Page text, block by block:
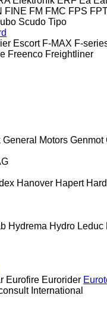
FINE FM FMC FPS
Scudo Tipo
Escort F-MAX F-
Freenco Freightliner
General Motors Genmot
Hanover Hapert
Hydrema Hydro Leduc
Eurofire Eurorider
International